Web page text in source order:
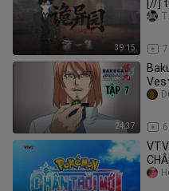
39:15
[//]
7
24:37 6